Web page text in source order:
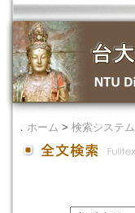
． ホーム > 検索システム